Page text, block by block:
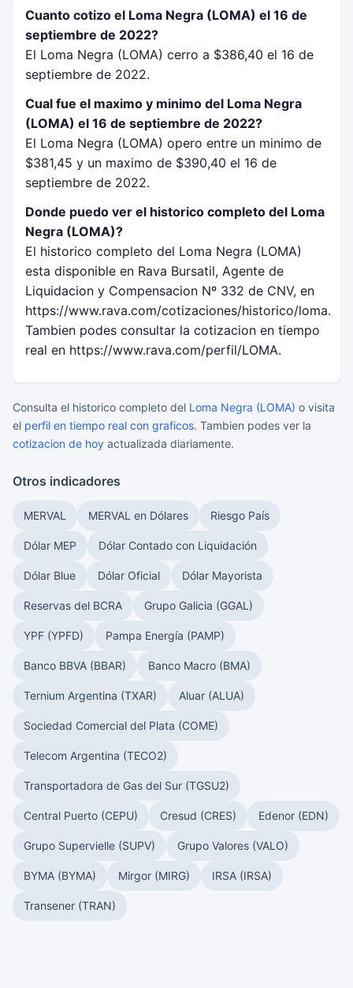
Cuanto cotizo el Loma Negra (LOMA) el 16 de
septiembre de 2022?
El Loma Negra (LOMA) cerro a $386,40 el 16 de
septiembre de 2022.
Cual fue el maximo y minimo del Loma Negra
(LOMA) el 16 de septiembre de 2022?
El Loma Negra (LOMA) opero entre un minimo de
$381,45 y un maximo de $390,40 el 16 de
septiembre de 2022.
Donde puedo ver el historico completo del Loma
Negra (LOMA)?
El historico completo del Loma Negra (LOMA)
esta disponible en Rava Bursatil, Agente de
Liquidacion y Compensacion Nº 332 de CNV, en
https://www.rava.com/cotizaciones/historico/loma.
Tambien podes consultar la cotizacion en tiempo
real en https://www.rava.com/perfil/LOMA.
Consulta el historico completo del Loma Negra (LOMA) o visita
el perfil en tiempo real con graficos. Tambien podes ver la
cotizacion de hoy actualizada diariamente.
Otros indicadores
MERVAL MERVAL en Dólares Riesgo País
Dólar MEP Dólar Contado con Liquidación
Dólar Blue Dólar Oficial Dólar Mayorista
Reservas del BCRA Grupo Galicia (GGAL)
YPF (YPFD) Pampa Energía (PAMP)
Banco BBVA (BBAR) Banco Macro (BMA)
Ternium Argentina (TXAR) Aluar (ALUA)
Sociedad Comercial del Plata (COME)
Telecom Argentina (TECO2)
Transportadora de Gas del Sur (TGSU2)
Central Puerto (CEPU) Cresud (CRES) Edenor (EDN)
Grupo Supervielle (SUPV) Grupo Valores (VALO)
BYMA (BYMA) Mirgor (MIRG) IRSA (IRSA)
Transener (TRAN)